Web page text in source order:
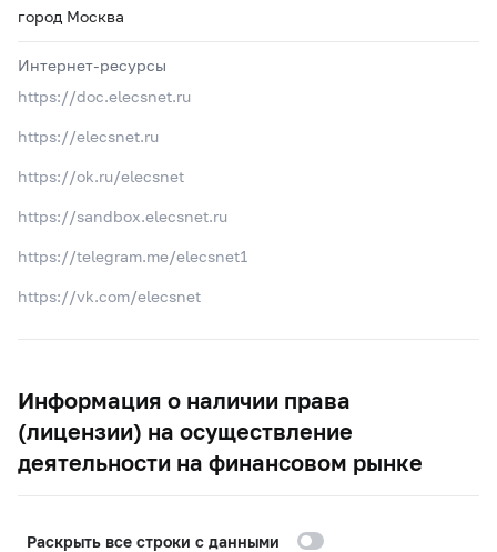
город Москва
Интернет-ресурсы
https://doc.elecsnet.ru
https://elecsnet.ru
https://ok.ru/elecsnet
https://sandbox.elecsnet.ru
https://telegram.me/elecsnet1
https://vk.com/elecsnet
Информация о наличии права
(лицензии) на осуществление
деятельности на финансовом рынке
Раскрыть все строки с данными